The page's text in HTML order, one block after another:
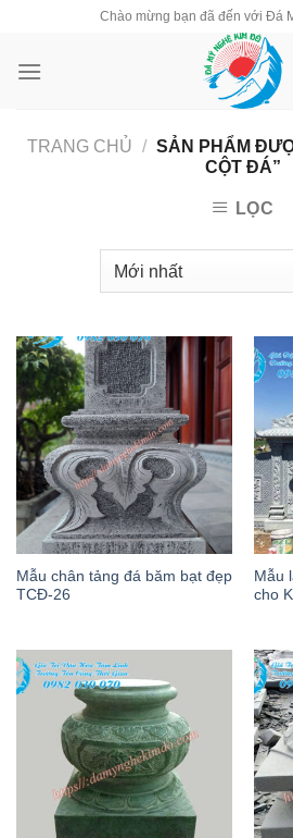
content
Chào mừng bạn đã đến với Đá
TRANG CHỦ / SẢN PHẨM
CỘT ĐÁ”
LỌC
Mẫu chân tảng đá băm bạt đẹp
TCĐ-26
Mẫu
cho